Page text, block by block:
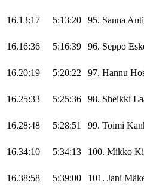
16.13:17 5:13:20 95. Sanna
16.16:36 5:16:39 96. Seppo
16.20:19 5:20:22 97. Hannu
16.25:33 5:25:36 98. Sheikki
16.28:48 5:28:51 99. Toimi
16.34:10 5:34:13 100. Mikko
16.38:58 5:39:00 101. Jani